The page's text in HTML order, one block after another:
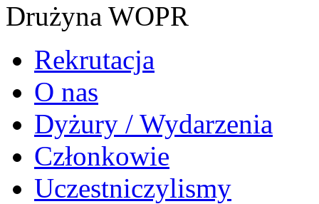
Drużyna WOPR
Rekrutacja
O nas
Dyżury / Wydarzenia
Członkowie
Uczestniczylismy